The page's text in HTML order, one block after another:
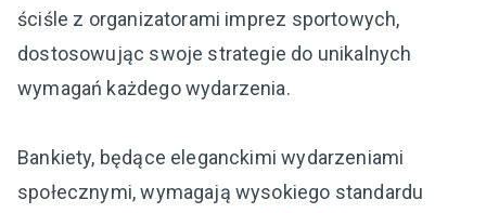
ściśle z organizatorami imprez sportowych,
dostosowując swoje strategie do unikalnych
wymagań każdego wydarzenia.
Bankiety, będące eleganckimi wydarzeniami
społecznymi, wymagają wysokiego standardu